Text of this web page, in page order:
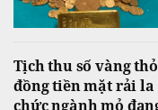
Tịch thu số vàng
đồng tiền mặt rải
chức ngành mỏ